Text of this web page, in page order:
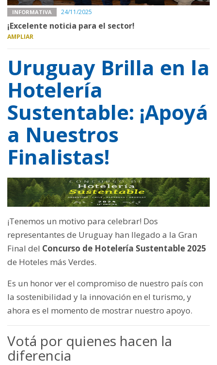
INFORMATIVA 24/11/2025
¡Excelente noticia para el sector!
AMPLIAR
Uruguay Brilla en la
Hotelería
Sustentable: ¡Apoyá
a Nuestros
Finalistas!
¡Tenemos un motivo para celebrar! Dos
representantes de Uruguay han llegado a la Gran
Final del Concurso de Hotelería Sustentable 2025
de Hoteles más Verdes.
Es un honor ver el compromiso de nuestro país con
la sostenibilidad y la innovación en el turismo, y
ahora es el momento de mostrar nuestro apoyo.
Votá por quienes hacen la
diferencia